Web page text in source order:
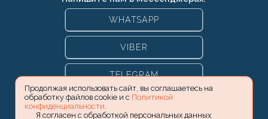
Продолжая использовать сайт, вы соглашаетесь на
обработку файлов cookie и с Политикой
конфиденциальности
Я согласен с обработкой персональных данных
WHATSAPP
VIBER
TELEGRAM